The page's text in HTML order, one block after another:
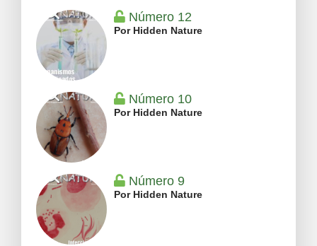
Número 12
Por Hidden Nature
Número 10
Por Hidden Nature
Número 9
Por Hidden Nature